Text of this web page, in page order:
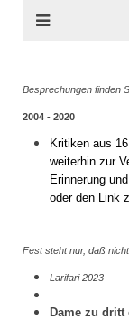
Besprechungen finden
2004 - 2020
Kritiken aus
weiterhin zur
Erinnerung
oder den Link
Fest steht nur, daß
Larifari 2023
Dame zu